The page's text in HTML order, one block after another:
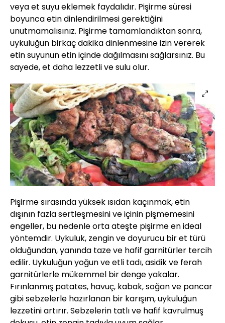
veya et suyu eklemek faydalıdır. Pişirme süresi
boyunca etin dinlendirilmesi gerektiğini
unutmamalısınız. Pişirme tamamlandıktan sonra,
uykuluğun birkaç dakika dinlenmesine izin vererek
etin suyunun etin içinde dağılmasını sağlarsınız. Bu
sayede, et daha lezzetli ve sulu olur.
Pişirme sırasında yüksek ısıdan kaçınmak, etin
dışının fazla sertleşmesini ve içinin pişmemesini
engeller, bu nedenle orta ateşte pişirme en ideal
yöntemdir. Uykuluk, zengin ve doyurucu bir et türü
olduğundan, yanında taze ve hafif garnitürler tercih
edilir. Uykuluğun yoğun ve etli tadı, asidik ve ferah
garnitürlerle mükemmel bir denge yakalar.
Fırınlanmış patates, havuç, kabak, soğan ve pancar
gibi sebzelerle hazırlanan bir karışım, uykuluğun
lezzetini artırır. Sebzelerin tatlı ve hafif kavrulmuş